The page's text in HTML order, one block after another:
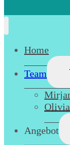
Home
Team
Angebot